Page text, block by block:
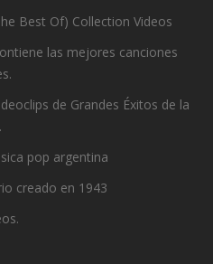
Best Of) Collection Videos
las mejores canciones
de Grandes Éxitos de la
pop argentina
creado en 1943